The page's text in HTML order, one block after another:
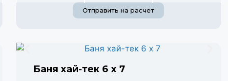
Отправить на расчет
Баня хай-тек 6 х 7